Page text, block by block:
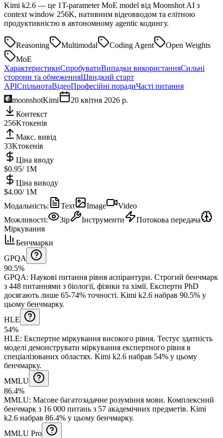
Kimi k2.6 — це 1T-parameter MoE model від Moonshot AI з
context window 256K, нативним відеовводом та елітною
продуктивністю в автономному agentic кодингу.
Reasoning Multimodal Coding Agent
Open Weights
MoE
ХарактеристикиСпробуватиВипадки використанняСильні
сторони та обмеженняШвидкий старт
APIСпільнотаВідеоПрофесійні порадиЧасті питання
moonshotKimi
20 квітня 2026 р.
Контекст
256Kтокенів
Макс. вивід
33Kтокенів
Ціна вводу
$0.95/ 1M
Ціна виводу
$4.00/ 1M
Модальність: Text Image
Video
Можливості: Зір Інструменти
Потокова передача
Міркування
Бенчмарки
GPQA
90.5%
GPQA: Наукові питання рівня аспірантури. Строгий бенчмарк
з 448 питаннями з біології, фізики та хімії. Експерти PhD
досягають лише 65-74% точності. Kimi k2.6 набрав 90.5% у
цьому бенчмарку.
HLE
54%
HLE: Експертне міркування високого рівня. Тестує здатність
моделі демонструвати міркування експертного рівня в
спеціалізованих областях. Kimi k2.6 набрав 54% у цьому
бенчмарку.
MMLU
86.4%
MMLU: Масове багатозадачне розуміння мови. Комплексний
бенчмарк з 16 000 питань з 57 академічних предметів. Kimi
k2.6 набрав 86.4% у цьому бенчмарку.
MMLU Pro